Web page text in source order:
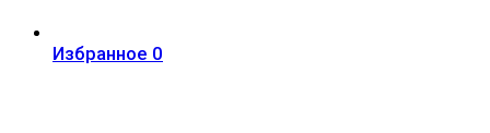
Избранное 0